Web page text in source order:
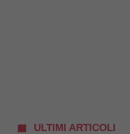
ULTIMI ARTICOLI